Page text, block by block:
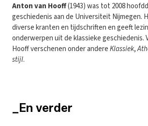
Anton van Hooff(1943) was tot 2008
geschiedenis aan de Universiteit Nijmegen.
diverse kranten en tijdschriften en geeft
onderwerpen uit de klassieke geschiedenis.
Hooff verschenen onder andereKlassiek,
stijl.
_En verder